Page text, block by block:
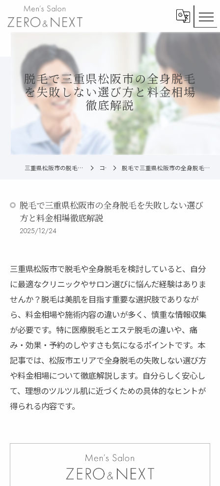
脱毛で三重県松阪市の全身脱毛
を失敗しない選び方と料金相場
徹底解説
三重県松阪市の脱毛ならメンズ脱毛ZERO松阪店 コラム 脱毛で三重県松阪市の全身脱毛を失敗しない選び方と料金相場徹底解説
脱毛で三重県松阪市の全身脱毛を失敗しない選び
方と料金相場徹底解説
2025/12/24
三重県松阪市で脱毛や全身脱毛を検討していると、自分
に最適なクリニックやサロン選びに悩んだ経験はありま
せんか？脱毛は美肌を目指す重要な選択肢でありなが
ら、料金相場や施術内容の違いが多く、慎重な情報収集
が必要です。特に医療脱毛とエステ脱毛の違いや、痛
み・効果・予約のしやすさも気になるポイントです。本
記事では、松阪市エリアで全身脱毛の失敗しない選び方
や料金相場について徹底解説します。自分らしく安心し
て、理想のツルツル肌に近づくための具体的なヒントが
得られる内容です。